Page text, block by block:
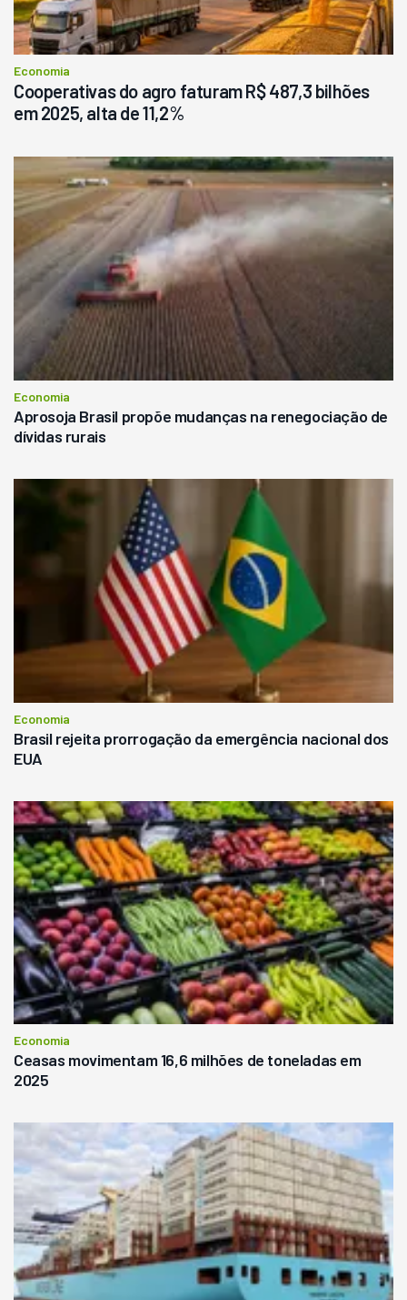
Economia
Cooperativas do agro faturam R$ 487,3 bilhões
em 2025, alta de 11,2%
Economia
Aprosoja Brasil propõe mudanças na renegociação de
dívidas rurais
Economia
Brasil rejeita prorrogação da emergência nacional dos
EUA
Economia
Ceasas movimentam 16,6 milhões de toneladas em
2025